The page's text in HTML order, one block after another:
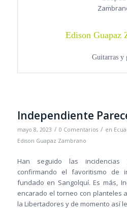
Edison Guapaz
Guitarras y
Independiente
mayo 8, 2023 / 0 Comentarios / en
Edison Guapaz Zambrano
Han seguido las
confirmando el favoritismo de
fundado en Sangolquí. Es más,
encarado el torneo con planteles
la Libertadores y de momento así